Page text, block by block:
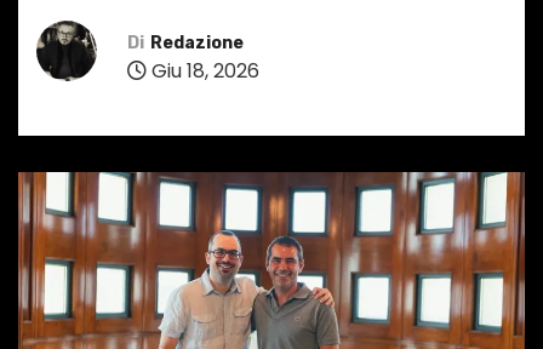
Di Redazione
Giu 18, 2026